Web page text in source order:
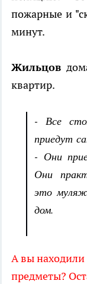
пожарные и
минут.
Жильцов
квартир.
- Все
приедут
- Они
Они
это
дом.
А вы находили
предметы?